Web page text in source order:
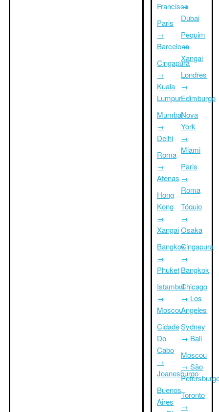
Francisco
Paris
→
Barcelona
Cingapura
→
Kuala
Lumpur
Mumbai
→
Delhi
Roma
→
Atenas
Hong
Kong
→
Xangai
Bangkok
→
Phuket
Istambul
→
Moscou
Cidade
Do
Cabo
→
Joanesburgo
Buenos
Aires
→
Dubai
Pequim
→
Xangai
Londres
→
Edimburgo
Nova
York
→
Miami
Paris
→
Roma
Tóquio
→
Osaka
Cingapura
→
Bangkok
Chicago
→ Los
Angeles
Sydney
→ Bali
Moscou
→ São
Toronto
→